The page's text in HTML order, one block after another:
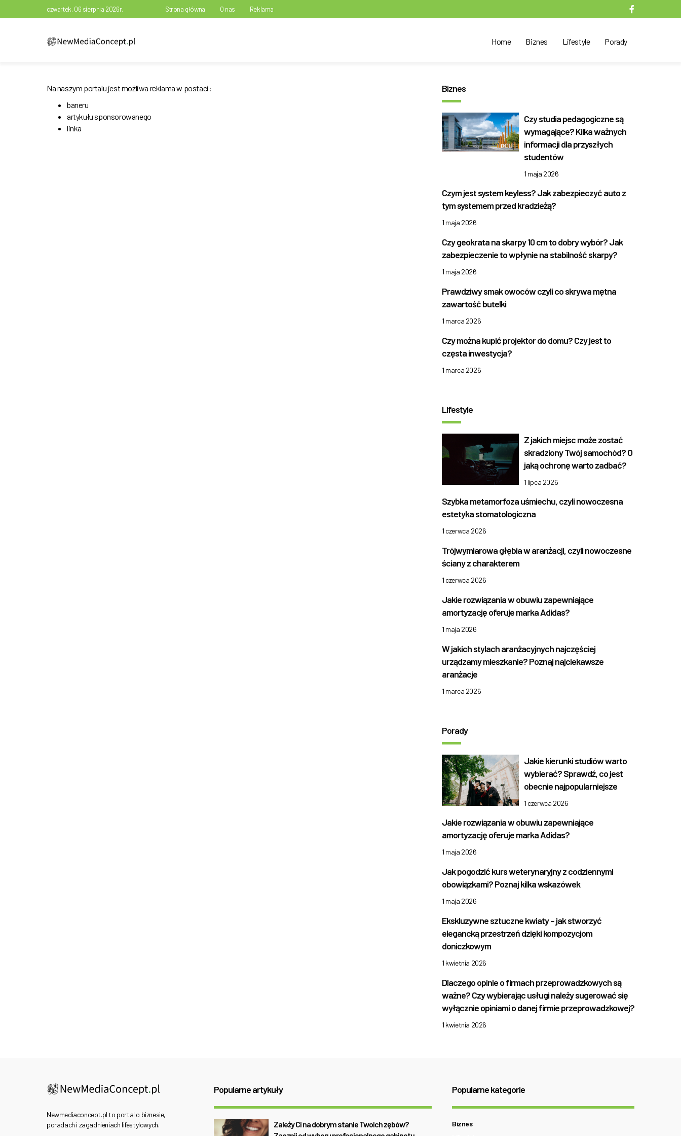
czwartek, 06 sierpnia 2026r. Strona główna O nas Reklama
Home Biznes Lifestyle Porady
Na naszym portalu jest możliwa reklama w postaci:
baneru
artykułu sponsorowanego
linka
Biznes
Czy studia pedagogiczne są
wymagające? Kilka ważnych
informacji dla przyszłych
studentów
1 maja 2026
Czym jest system keyless? Jak zabezpieczyć auto z
tym systemem przed kradzieżą?
1 maja 2026
Czy geokrata na skarpy 10 cm to dobry wybór? Jak
zabezpieczenie to wpłynie na stabilność skarpy?
1 maja 2026
Prawdziwy smak owoców czyli co skrywa mętna
zawartość butelki
1 marca 2026
Czy można kupić projektor do domu? Czy jest to
częsta inwestycja?
1 marca 2026
Lifestyle
Z jakich miejsc może zostać
skradziony Twój samochód? O
jaką ochronę warto zadbać?
1 lipca 2026
Szybka metamorfoza uśmiechu, czyli nowoczesna
estetyka stomatologiczna
1 czerwca 2026
Trójwymiarowa głębia w aranżacji, czyli nowoczesne
ściany z charakterem
1 czerwca 2026
Jakie rozwiązania w obuwiu zapewniające
amortyzację oferuje marka Adidas?
1 maja 2026
W jakich stylach aranżacyjnych najczęściej
urządzamy mieszkanie? Poznaj najciekawsze
aranżacje
1 marca 2026
Porady
Jakie kierunki studiów warto
wybierać? Sprawdź, co jest
obecnie najpopularniejsze
1 czerwca 2026
Jakie rozwiązania w obuwiu zapewniające
amortyzację oferuje marka Adidas?
1 maja 2026
Jak pogodzić kurs weterynaryjny z codziennymi
obowiązkami? Poznaj kilka wskazówek
1 maja 2026
Ekskluzywne sztuczne kwiaty – jak stworzyć
elegancką przestrzeń dzięki kompozycjom
doniczkowym
1 kwietnia 2026
Dlaczego opinie o firmach przeprowadzkowych są
ważne? Czy wybierając usługi należy sugerować się
wyłącznie opiniami o danej firmie przeprowadzkowej?
1 kwietnia 2026
Newmediaconcept.pl to portal o biznesie,
poradach i zagadnieniach lifestylowych.
Popularne artykuły
Zależy Ci na dobrym stanie Twoich zębów?
Popularne kategorie
Biznes